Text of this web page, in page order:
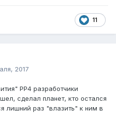
11
2017
РР4 разработчики
сделал планет, кто остался
лишний раз "влазить" к ним в